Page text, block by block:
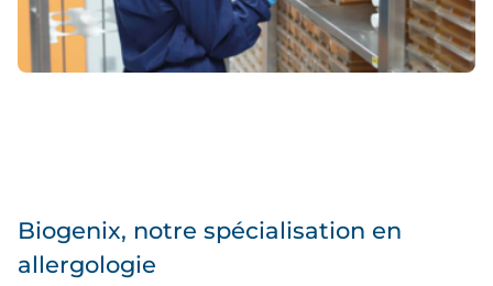
Biogenix, notre spécialisation en
allergologie